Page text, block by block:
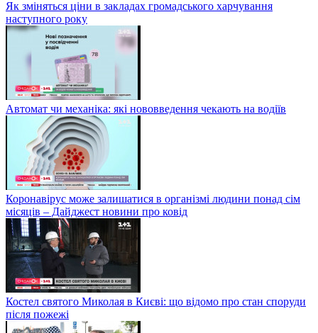
Як зміняться ціни в закладах громадського харчування
наступного року
Автомат чи механіка: які нововведення чекають на водіїв
Коронавірус може залишатися в організмі людини понад сім
місяців – Дайджест новини про ковід
Костел святого Миколая в Києві: що відомо про стан споруди
після пожежі